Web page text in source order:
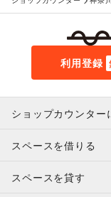
利用登録
ショップカウンター
利用規約・ガイド
特定商取引法に基
スペースを借りる
スペースを借りた
スペースを貸す